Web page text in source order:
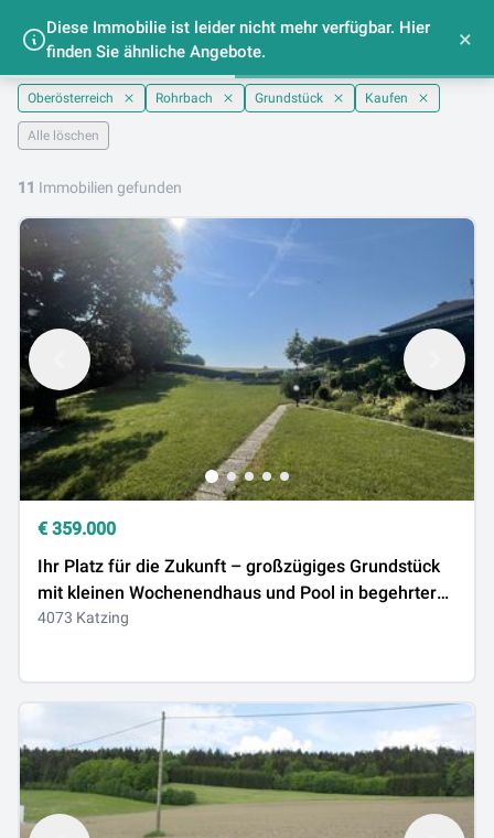
Grundstücke kaufen im Bezirk Rohrbach -
lib.at
Oberösterreich Rohrbach Grundstück Kaufen
Alle löschen
11 Immobilien gefunden
€ 359.000
Ihr Platz für die Zukunft – großzügiges Grundstück
mit kleinen Wochenendhaus und Pool in begehrter
Wohnlage zu verkaufen
4073 Katzing
Diese Immobilie ist leider nicht mehr verfügbar. Hier
finden Sie ähnliche Angebote.
×